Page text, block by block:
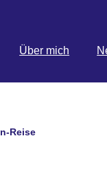
Über mich
Reise